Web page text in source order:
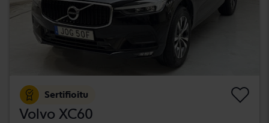
Sertifioitu
Volvo XC60